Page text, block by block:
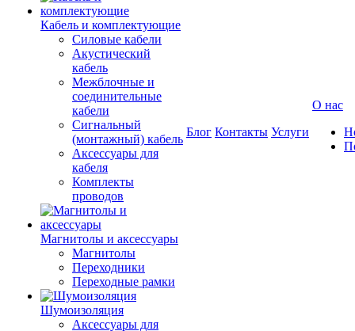
Кабель и комплектующие
Силовые кабели
Акустический
кабель
Межблочные и
соединительные
кабели
Сигнальный
(монтажный) кабель
Аксессуары для
кабеля
Комплекты
проводов
Магнитолы и аксессуары
Магнитолы
Переходники
Переходные рамки
Шумоизоляция
Аксессуары для
Блог Контакты Услуги
О нас